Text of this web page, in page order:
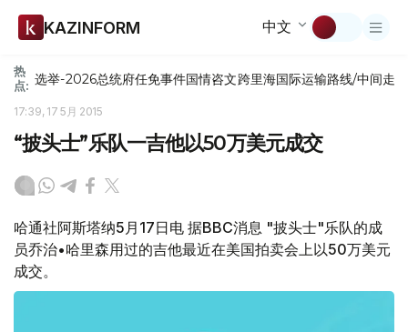
KAZINFORM 中文
热
点: 选举-2026总统府任免事件国情咨文跨里海国际运输路线/中间走廊
17:39, 17 5月 2015
“披头士”乐队一吉他以50万美元成交
哈通社阿斯塔纳5月17日电 据BBC消息 "披头士"乐队的成
员乔治•哈里森用过的吉他最近在美国拍卖会上以50万美元
成交。